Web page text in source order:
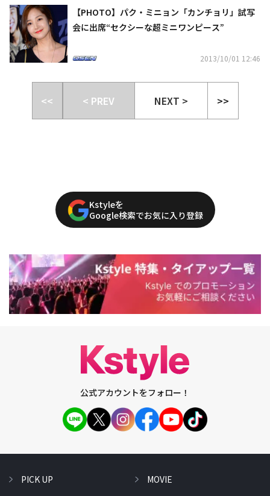
【PHOTO】パク・ミニョン「カンチョリ」試写
会に出席“セクシーな超ミニワンピース”
2013/10/01 12:46
<< < PREV NEXT > >>
Kstyleを
Google検索でお気に入り登録
公式アカウントをフォロー！
PICK UP MOVIE